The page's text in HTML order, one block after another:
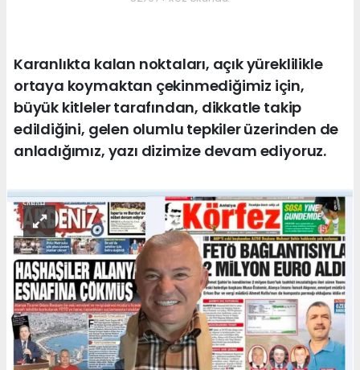
Karanlıkta kalan noktaları, açık yüreklilikle
ortaya koymaktan çekinmediğimiz için,
büyük kitleler tarafından, dikkatle takip
edildiğini, gelen olumlu tepkiler üzerinden de
anladığımız, yazı dizimize devam ediyoruz.